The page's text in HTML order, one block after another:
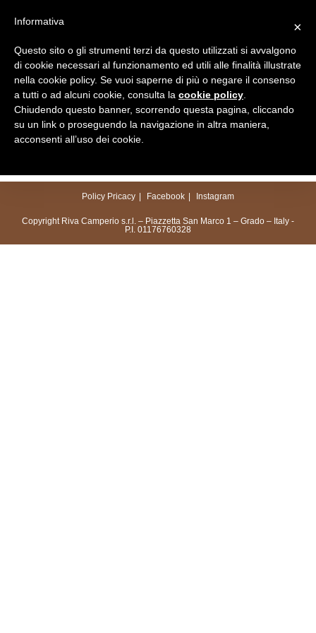
Menu
Policy Pricacy Facebook Instagram
Copyright Riva Camperio s.r.l. – Piazzetta San Marco 1 – Grado – Italy -
P.I. 01176760328
×
Informativa
Questo sito o gli strumenti terzi da questo utilizzati si avvalgono
di cookie necessari al funzionamento ed utili alle finalità illustrate
nella cookie policy. Se vuoi saperne di più o negare il consenso
a tutti o ad alcuni cookie, consulta la cookie policy
Chiudendo questo banner, scorrendo questa pagina, cliccando
su un link o proseguendo la navigazione in altra maniera,
acconsenti all’uso dei cookie.